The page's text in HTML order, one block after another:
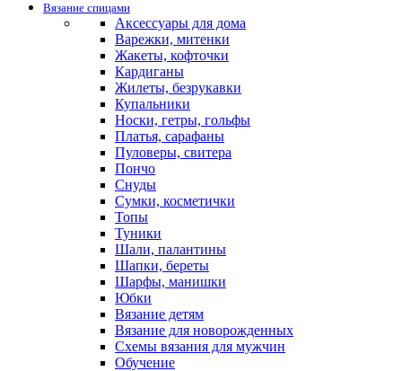
Вязание спицами
Аксессуары для дома
Варежки, митенки
Жакеты, кофточки
Кардиганы
Жилеты, безрукавки
Купальники
Носки, гетры, гольфы
Платья, сарафаны
Пуловеры, свитера
Пончо
Снуды
Сумки, косметички
Топы
Туники
Шали, палантины
Шапки, береты
Шарфы, манишки
Юбки
Вязание детям
Вязание для новорожденных
Схемы вязания для мужчин
Обучение